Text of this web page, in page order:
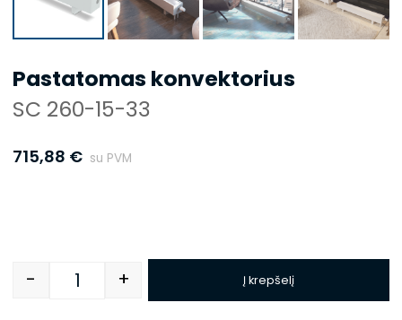
Pastatomas konvektorius
SC 260-15-33
715,88 € su PVM
Quantity
- + Į krepšelį